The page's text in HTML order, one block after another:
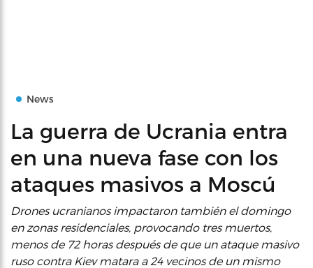
News
La guerra de Ucrania entra
en una nueva fase con los
ataques masivos a Moscú
Drones ucranianos impactaron también el domingo
en zonas residenciales, provocando tres muertos,
menos de 72 horas después de que un ataque masivo
ruso contra Kiev matara a 24 vecinos de un mismo